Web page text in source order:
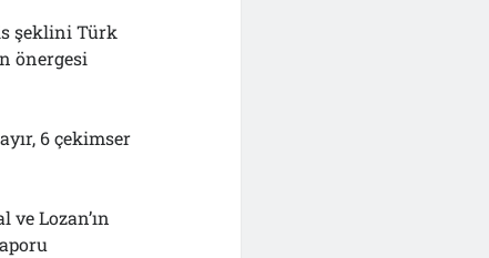
şeklini Türk
önergesi
6 çekimser
Lozan’ın